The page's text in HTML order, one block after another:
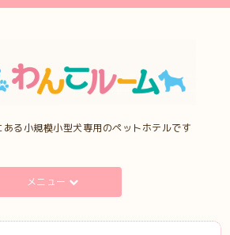
る小規模小型犬専用のペットホテルです
メニュー